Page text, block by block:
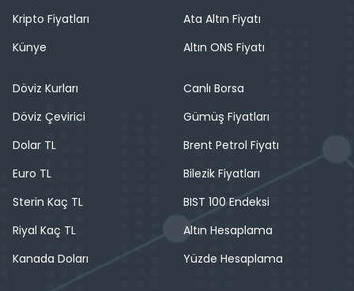
Kripto Fiyatları
Künye
Ata Altın Fiyatı
Altın ONS Fiyatı
Döviz Kurları
Döviz Çevirici
Dolar TL
Euro TL
Sterin Kaç TL
Riyal Kaç TL
Kanada Doları
Canlı Borsa
Gümüş Fiyatları
Brent Petrol Fiyatı
Bilezik Fiyatları
BIST 100 Endeksi
Altın Hesaplama
Yüzde Hesaplama